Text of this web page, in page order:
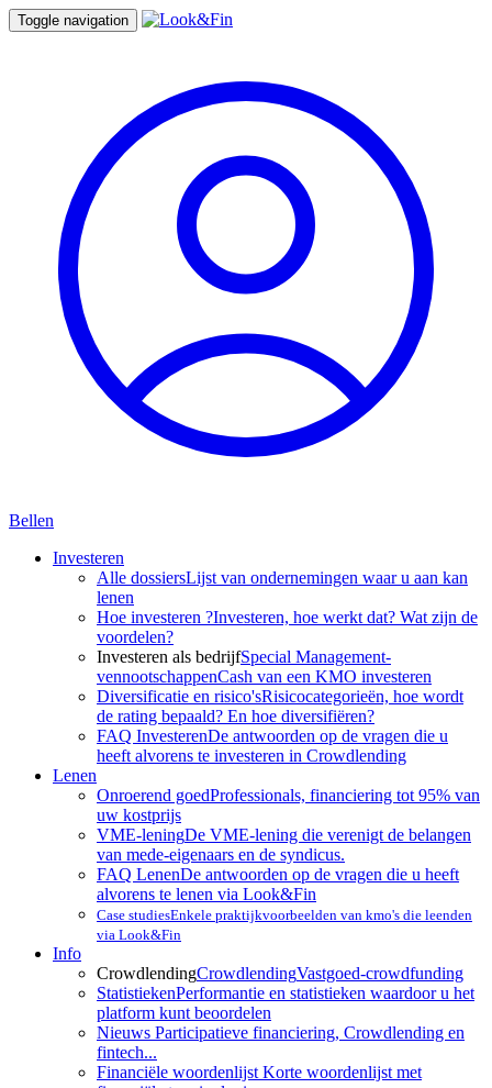
Toggle navigation
Bellen
Investeren
Alle dossiersLijst van ondernemingen waar u aan kan
lenen
Hoe investeren ?Investeren, hoe werkt dat? Wat zijn de
voordelen?
Investeren als bedrijfSpecial Management-
vennootschappenCash van een KMO investeren
Diversificatie en risico'sRisicocategorieën, hoe wordt
de rating bepaald? En hoe diversifiëren?
FAQ InvesterenDe antwoorden op de vragen die u
heeft alvorens te investeren in Crowdlending
Lenen
Onroerend goedProfessionals, financiering tot 95% van
uw kostprijs
VME-leningDe VME-lening die verenigt de belangen
van mede-eigenaars en de syndicus.
FAQ LenenDe antwoorden op de vragen die u heeft
alvorens te lenen via Look&Fin
Case studiesEnkele praktijkvoorbeelden van kmo's die leenden
via Look&Fin
Info
CrowdlendingCrowdlendingVastgoed-crowdfunding
StatistiekenPerformantie en statistieken waardoor u het
platform kunt beoordelen
Nieuws Participatieve financiering, Crowdlending en
fintech...
Financiële woordenlijst Korte woordenlijst met